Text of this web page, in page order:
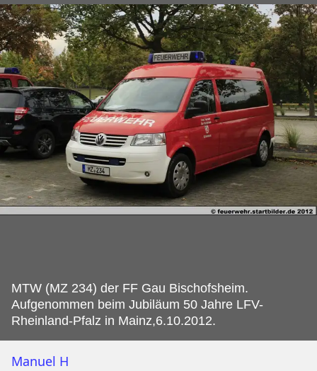
MTW (MZ 234) der FF Gau Bischofsheim.
Aufgenommen beim Jubiläum 50 Jahre LFV-
Rheinland-Pfalz in Mainz,6.10.2012.
Manuel H